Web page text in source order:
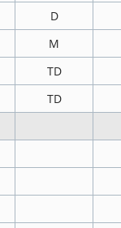
D
M
TD
TD